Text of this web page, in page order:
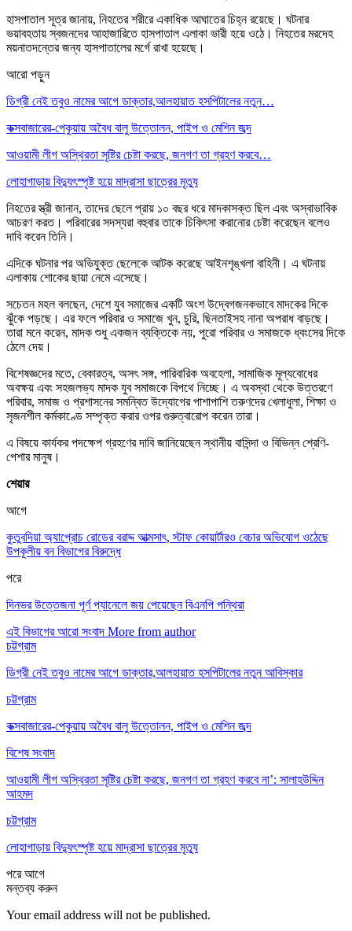
হাসপাতাল সূত্র জানায়, নিহতের শরীরে একাধিক আঘাতের চিহ্ন রয়েছে। ঘটনার
ভয়াবহতায় স্বজনদের আহাজারিতে হাসপাতাল এলাকা ভারী হয়ে ওঠে। নিহতের মরদেহ
ময়নাতদন্তের জন্য হাসপাতালের মর্গে রাখা হয়েছে।
আরো পড়ুন
ডিগ্রী নেই তবুও নামের আগে ডাক্তার,আলহায়াত হসপিটালের নতুন…
কক্সবাজারের-পেকুয়ায় অবৈধ বালু উত্তোলন, পাইপ ও মেশিন জব্দ
আওয়ামী লীগ অস্থিরতা সৃষ্টির চেষ্টা করছে, জনগণ তা গ্রহণ করবে…
লোহাগাড়ায় বিদ্যুৎস্পৃষ্ট হয়ে মাদ্রাসা ছাত্রের মৃত্যু
নিহতের স্ত্রী জানান, তাদের ছেলে প্রায় ১০ বছর ধরে মাদকাসক্ত ছিল এবং অস্বাভাবিক
আচরণ করত। পরিবারের সদস্যরা বহুবার তাকে চিকিৎসা করানোর চেষ্টা করেছেন বলেও
দাবি করেন তিনি।
এদিকে ঘটনার পর অভিযুক্ত ছেলেকে আটক করেছে আইনশৃঙ্খলা বাহিনী। এ ঘটনায়
এলাকায় শোকের ছায়া নেমে এসেছে।
সচেতন মহল বলছেন, দেশে যুব সমাজের একটি অংশ উদ্বেগজনকভাবে মাদকের দিকে
ঝুঁকে পড়ছে। এর ফলে পরিবার ও সমাজে খুন, চুরি, ছিনতাইসহ নানা অপরাধ বাড়ছে।
তারা মনে করেন, মাদক শুধু একজন ব্যক্তিকে নয়, পুরো পরিবার ও সমাজকে ধ্বংসের দিকে
ঠেলে দেয়।
বিশেষজ্ঞদের মতে, বেকারত্ব, অসৎ সঙ্গ, পারিবারিক অবহেলা, সামাজিক মূল্যবোধের
অবক্ষয় এবং সহজলভ্য মাদক যুব সমাজকে বিপথে নিচ্ছে। এ অবস্থা থেকে উত্তরণে
পরিবার, সমাজ ও প্রশাসনের সমন্বিত উদ্যোগের পাশাপাশি তরুণদের খেলাধুলা, শিক্ষা ও
সৃজনশীল কর্মকাণ্ডে সম্পৃক্ত করার ওপর গুরুত্বারোপ করেন তারা।
এ বিষয়ে কার্যকর পদক্ষেপ গ্রহণের দাবি জানিয়েছেন স্থানীয় বাসিন্দা ও বিভিন্ন শ্রেণি-
পেশার মানুষ।
শেয়ার
আগে
কুতুবদিয়া অ্যাপ্রোচ রোডের বরাদ্দ আত্মসাৎ, স্টাফ কোয়ার্টারও বেচার অভিযোগ ওঠেছে
উপকূলীয় বন বিভাগের বিরুদ্ধে
পরে
দিনভর উত্তেজনা পূর্ণ প্যানেলে জয় পেয়েছেন বিএনপি পন্থিরা
এই বিভাগের আরো সংবাদ More from author
চট্টগ্রাম
ডিগ্রী নেই তবুও নামের আগে ডাক্তার,আলহায়াত হসপিটালের নতুন আবিস্কার
চট্টগ্রাম
কক্সবাজারের-পেকুয়ায় অবৈধ বালু উত্তোলন, পাইপ ও মেশিন জব্দ
বিশেষ সংবাদ
আওয়ামী লীগ অস্থিরতা সৃষ্টির চেষ্টা করছে, জনগণ তা গ্রহণ করবে না’: সালাহউদ্দিন
আহমদ
চট্টগ্রাম
লোহাগাড়ায় বিদ্যুৎস্পৃষ্ট হয়ে মাদ্রাসা ছাত্রের মৃত্যু
পরেআগে
মন্তব্য করুন
Your email address will not be published.